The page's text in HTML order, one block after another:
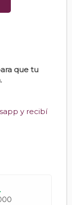
que tu
y recibí